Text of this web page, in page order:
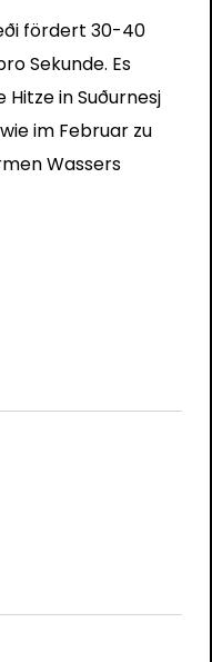
fördert 30-40
Sekunde. Es
in Suðurnesj
im Februar zu
Wassers